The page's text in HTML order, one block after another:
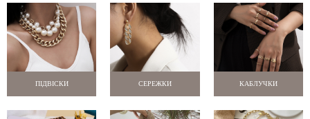
ПІДВІСКИ СЕРЕЖКИ КАБЛУЧКИ